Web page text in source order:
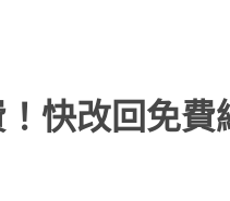
快改回免費